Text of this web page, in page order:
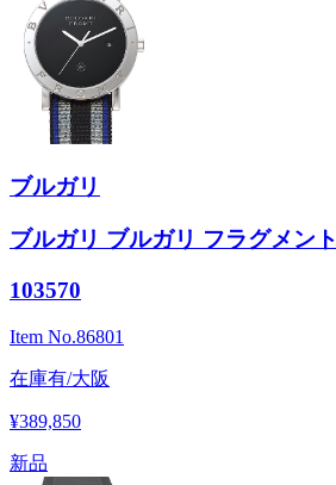
ブルガリ
ブルガリ ブルガリ フラグメント
103570
Item No.86801
在庫有/大阪
¥389,850
新品